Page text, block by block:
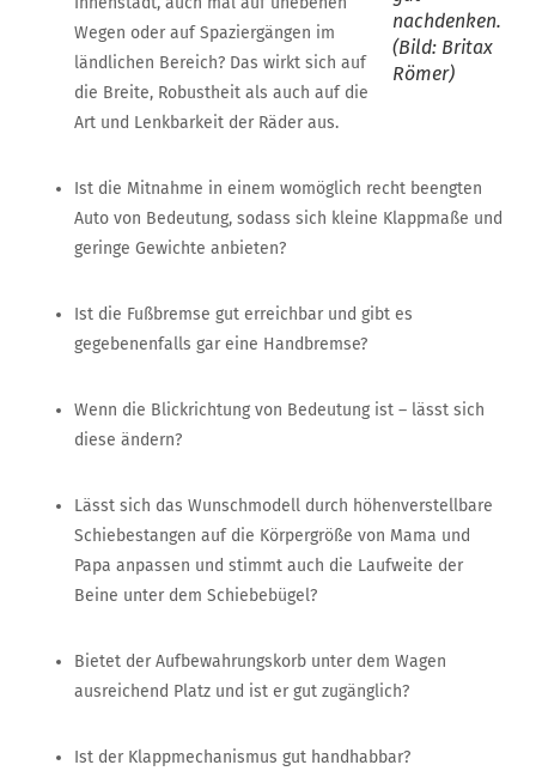
nachdenken.
(Bild: Britax
Römer)
Wegen oder auf Spaziergängen im
ländlichen Bereich? Das wirkt sich auf
die Breite, Robustheit als auch auf die
Art und Lenkbarkeit der Räder aus.
Ist die Mitnahme in einem womöglich recht beengten
Auto von Bedeutung, sodass sich kleine Klappmaße und
geringe Gewichte anbieten?
Ist die Fußbremse gut erreichbar und gibt es
gegebenenfalls gar eine Handbremse?
Wenn die Blickrichtung von Bedeutung ist – lässt sich
diese ändern?
Lässt sich das Wunschmodell durch höhenverstellbare
Schiebestangen auf die Körpergröße von Mama und
Papa anpassen und stimmt auch die Laufweite der
Beine unter dem Schiebebügel?
Bietet der Aufbewahrungskorb unter dem Wagen
ausreichend Platz und ist er gut zugänglich?
Ist der Klappmechanismus gut handhabbar?